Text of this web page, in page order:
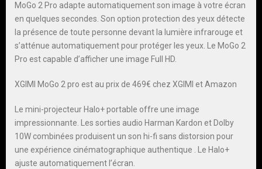
MoGo 2 Pro adapte automatiquement son image à votre écran
en quelques secondes. Son option protection des yeux détecte
la présence de toute personne devant la lumière infrarouge et
s’atténue automatiquement pour protéger les yeux. Le MoGo 2
Pro est capable d’afficher une image Full HD.
XGIMI MoGo 2 pro est au prix de 469€ chez XGIMI et Amazon
Le mini-projecteur Halo+ portable offre une image
impressionnante. Les sorties audio Harman Kardon et Dolby
10W combinées produisent un son hi-fi sans distorsion pour
une expérience cinématographique authentique . Le Halo+
ajuste automatiquement l’écran.